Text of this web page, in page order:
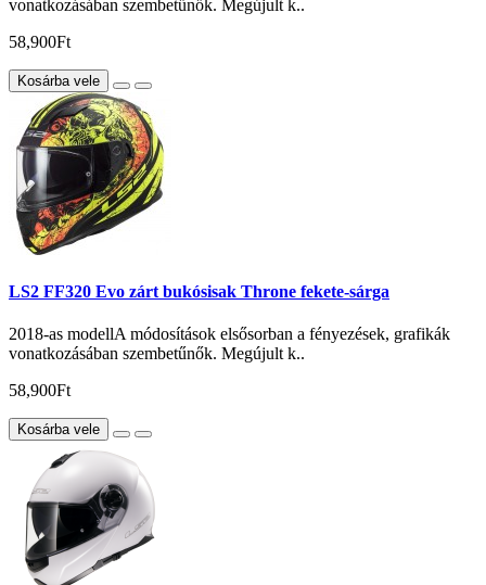
vonatkozásában szembetűnők. Megújult k..
58,900Ft
Kosárba vele
LS2 FF320 Evo zárt bukósisak Throne fekete-sárga
2018-as modellA módosítások elsősorban a fényezések, grafikák
vonatkozásában szembetűnők. Megújult k..
58,900Ft
Kosárba vele